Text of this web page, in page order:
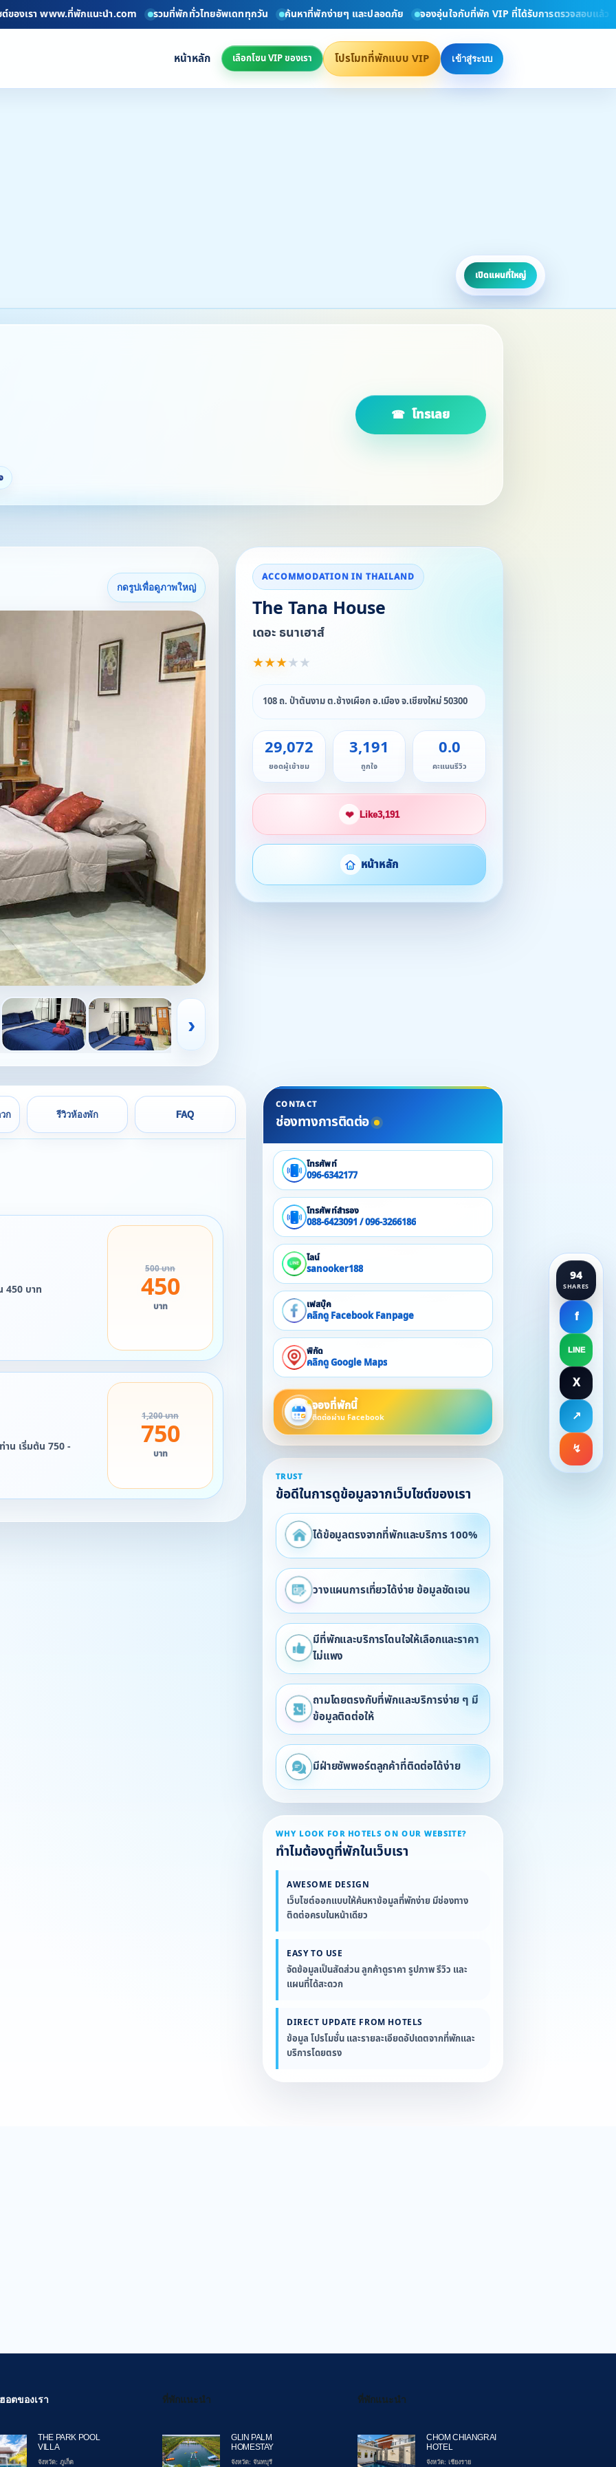
www.ที่พักแนะนำ.com รวมที่พักทั่วไทยอัพเดททุกวัน ค้นหาที่พักง่ายๆ และปลอดภัย จองอุ่นใจกับที่พัก VIP ที่ได้รับการตรวจสอบแล้ว ยินดี
หน้าหลัก เลือกโซน VIP ของเรา โปรโมทที่พักแบบ VIP เข้าสู่ระบบ
94
SHARES
f
LINE
X
↗
↯
เปิดแผนที่ใหญ่
โทรเลย
กดรูปเพื่อดูภาพใหญ่
›
ACCOMMODATION IN THAILAND
The Tana House
เดอะ ธนาเฮาส์
★★★★★
108 ถ. ป่าตันงาม ต.ช้างเผือก อ.เมือง จ.เชียงใหม่ 50300
29,072
ยอดผู้เข้าชม
3,191
ถูกใจ
0.0
คะแนนรีวิว
❤ Like3,191
หน้าหลัก
ก รีวิวห้องพัก FAQ
450 บาท
500 บาท
450
บาท
1,200 บาท
750
บาท
CONTACT
ช่องทางการติดต่อ
โทรศัพท์
096-6342177
โทรศัพท์สำรอง
088-6423091 / 096-3266186
ไลน์
sanooker188
เฟสบุ๊ค
คลิกดู Facebook Fanpage
พิกัด
คลิกดู Google Maps
จองที่พักนี้
ติดต่อผ่าน Facebook
TRUST
ข้อดีในการดูข้อมูลจากเว็บไซต์ของเรา
ได้ข้อมูลตรงจากที่พักและบริการ 100%
วางแผนการเที่ยวได้ง่าย ข้อมูลชัดเจน
มีที่พักและบริการโดนใจให้เลือกและราคา
ไม่แพง
ถามโดยตรงกับที่พักและบริการง่าย ๆ มี
ข้อมูลติดต่อให้
มีฝ่ายซัพพอร์ตลูกค้าที่ติดต่อได้ง่าย
WHY LOOK FOR HOTELS ON OUR WEBSITE?
ทำไมต้องดูที่พักในเว็บเรา
AWESOME DESIGN
เว็บไซต์ออกแบบให้ค้นหาข้อมูลที่พักง่าย มีช่องทาง
ติดต่อครบในหน้าเดียว
EASY TO USE
จัดข้อมูลเป็นสัดส่วน ลูกค้าดูราคา รูปภาพ รีวิว และ
แผนที่ได้สะดวก
DIRECT UPDATE FROM HOTELS
ข้อมูล โปรโมชั่น และรายละเอียดอัปเดตจากที่พักและ
บริการโดยตรง
อตของเรา
THE PARK POOL
VILLA
จังหวัด: ภูเก็ต
ที่พักแนะนำ
GLIN PALM
HOMESTAY
จังหวัด: จันทบุรี
ที่พักแนะนำ
CHOM CHIANGRAI
HOTEL
จังหวัด: เชียงราย